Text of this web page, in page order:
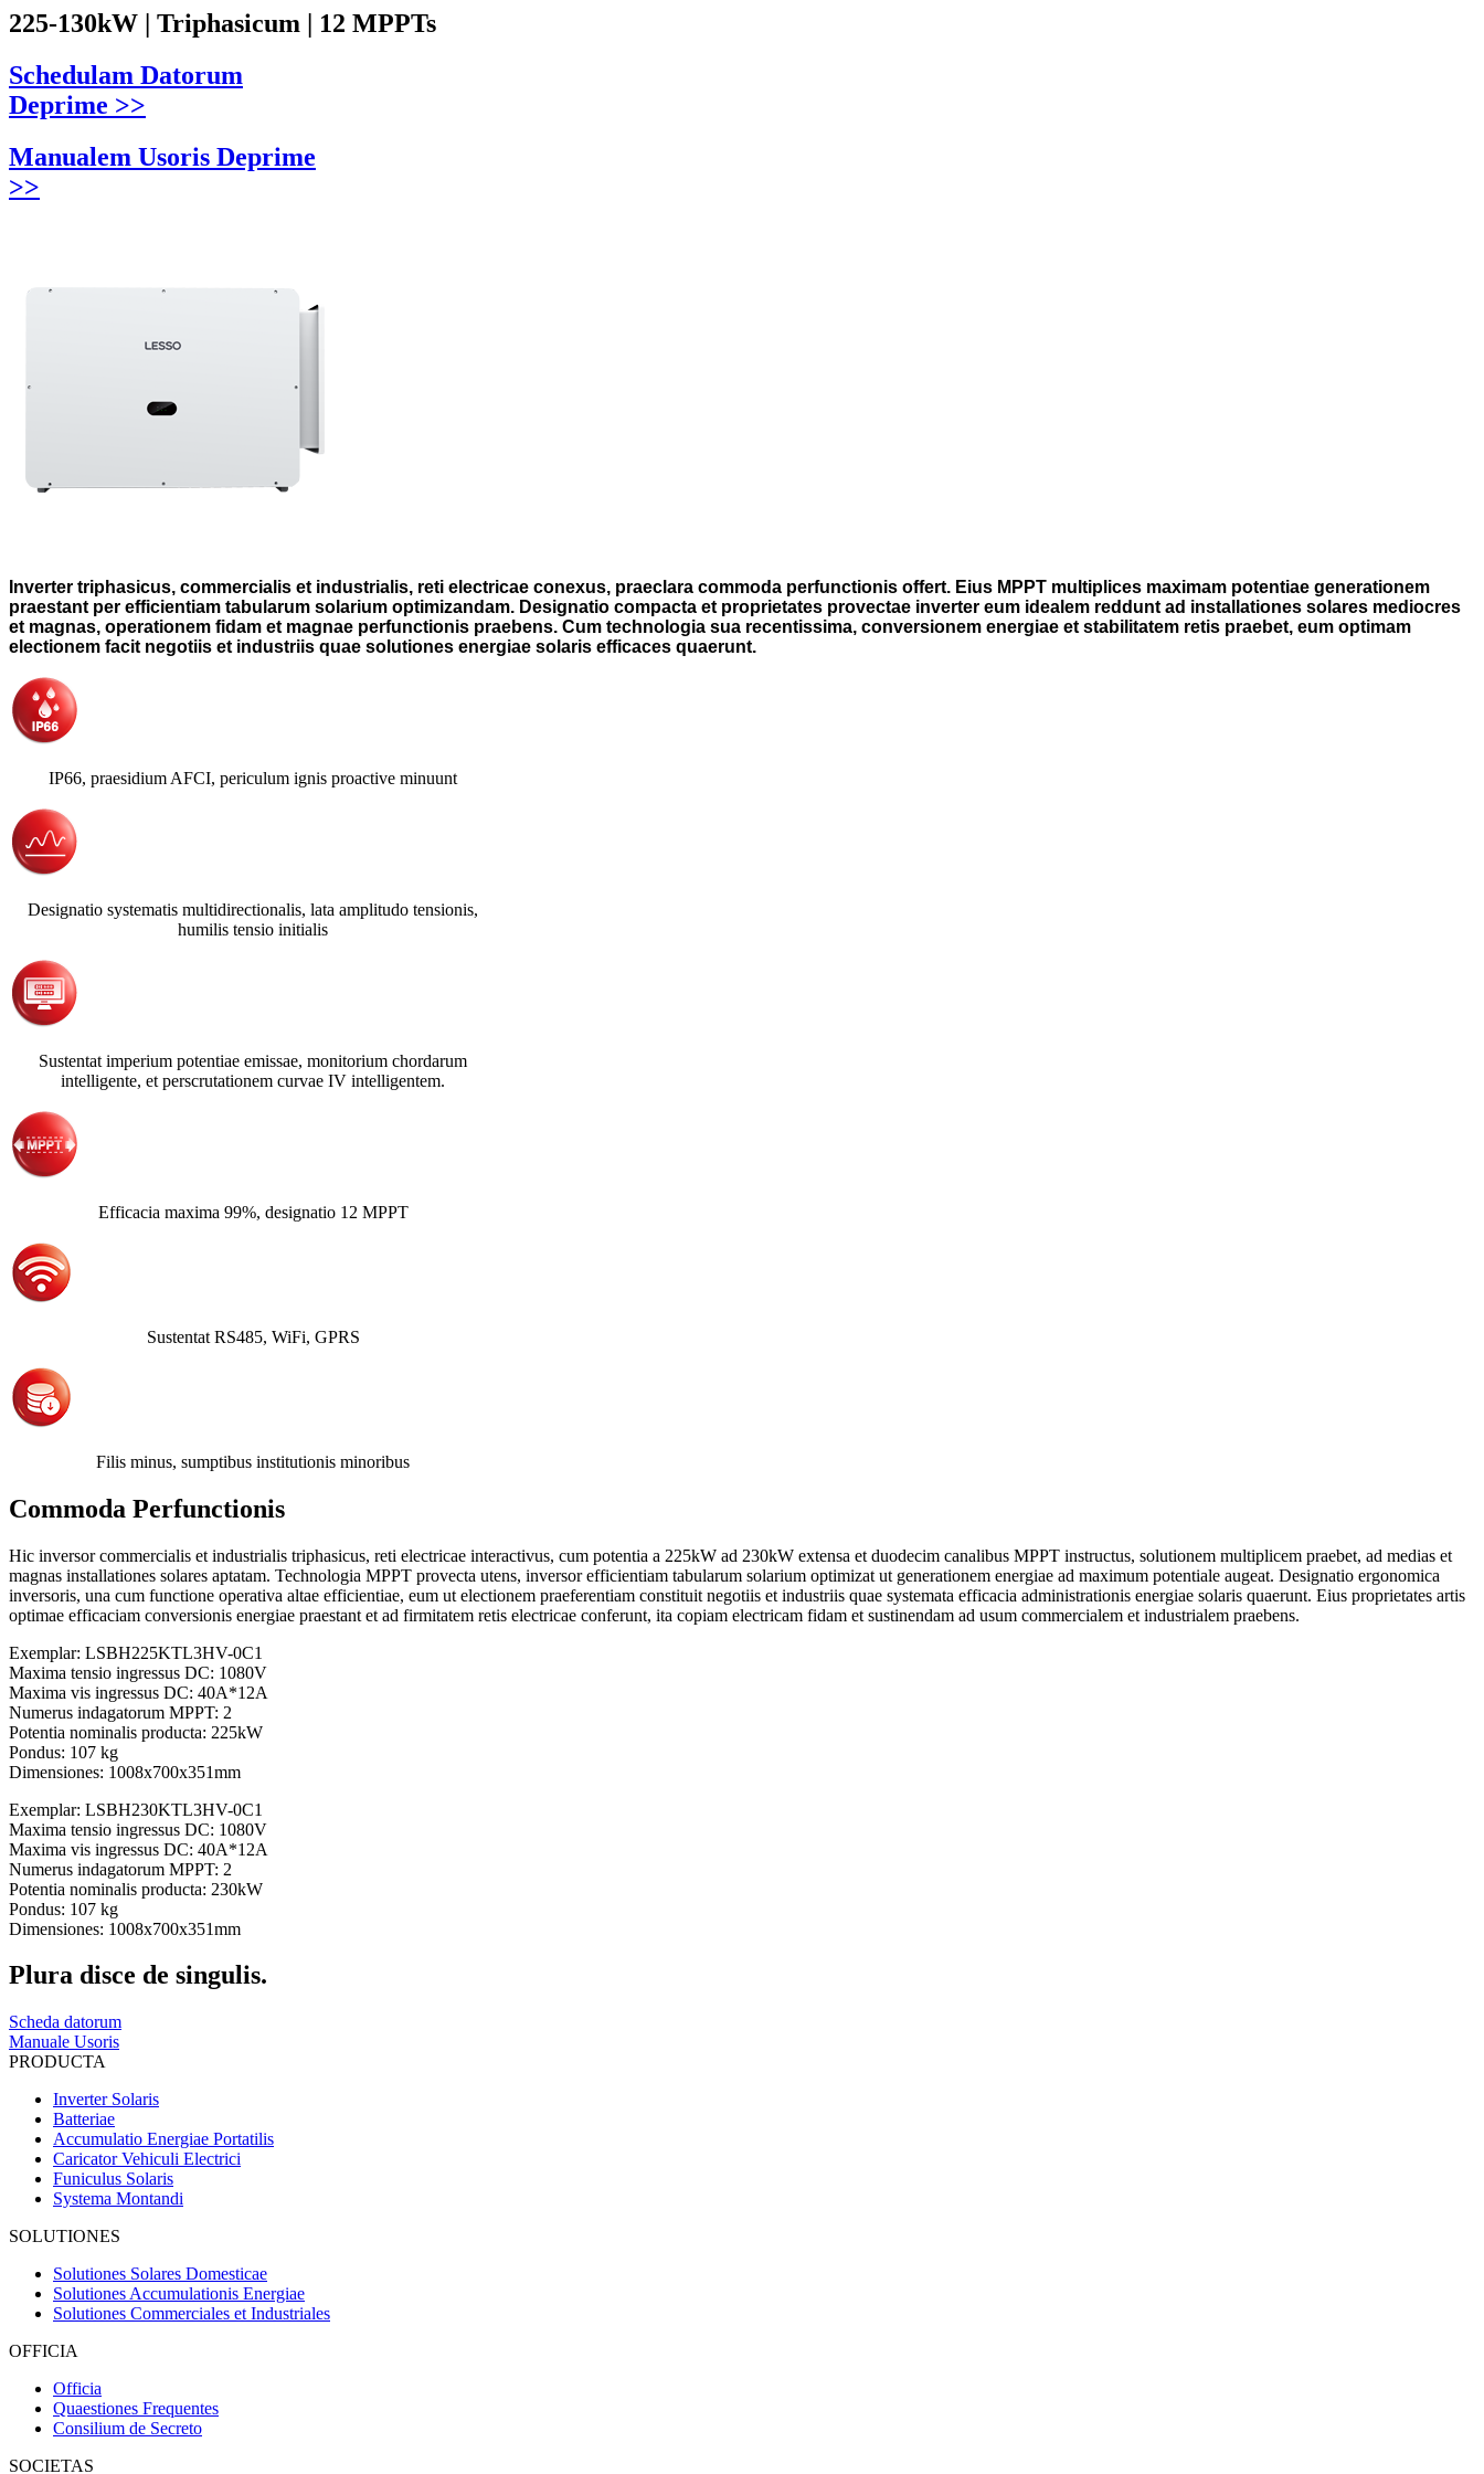
225-130kW | Triphasicum | 12 MPPTs
Schedulam Datorum
Deprime >>
Manualem Usoris Deprime
>>
Inverter triphasicus, commercialis et industrialis, reti electricae conexus, praeclara commoda perfunctionis offert. Eius MPPT multiplices maximam potentiae generationem
praestant per efficientiam tabularum solarium optimizandam. Designatio compacta et proprietates provectae inverter eum idealem reddunt ad installationes solares mediocres
et magnas, operationem fidam et magnae perfunctionis praebens. Cum technologia sua recentissima, conversionem energiae et stabilitatem retis praebet, eum optimam
electionem facit negotiis et industriis quae solutiones energiae solaris efficaces quaerunt.
IP66, praesidium AFCI, periculum ignis proactive minuunt
Designatio systematis multidirectionalis, lata amplitudo tensionis,
humilis tensio initialis
Sustentat imperium potentiae emissae, monitorium chordarum
intelligente, et perscrutationem curvae IV intelligentem.
Efficacia maxima 99%, designatio 12 MPPT
Sustentat RS485, WiFi, GPRS
Filis minus, sumptibus institutionis minoribus
Commoda Perfunctionis
Hic inversor commercialis et industrialis triphasicus, reti electricae interactivus, cum potentia a 225kW ad 230kW extensa et duodecim canalibus MPPT instructus, solutionem multiplicem praebet, ad medias et
magnas installationes solares aptatam. Technologia MPPT provecta utens, inversor efficientiam tabularum solarium optimizat ut generationem energiae ad maximum potentiale augeat. Designatio ergonomica
inversoris, una cum functione operativa altae efficientiae, eum ut electionem praeferentiam constituit negotiis et industriis quae systemata efficacia administrationis energiae solaris quaerunt. Eius proprietates artis
optimae efficaciam conversionis energiae praestant et ad firmitatem retis electricae conferunt, ita copiam electricam fidam et sustinendam ad usum commercialem et industrialem praebens.
Exemplar: LSBH225KTL3HV-0C1
Maxima tensio ingressus DC: 1080V
Maxima vis ingressus DC: 40A*12A
Numerus indagatorum MPPT: 2
Potentia nominalis producta: 225kW
Pondus: 107 kg
Dimensiones: 1008x700x351mm
Exemplar: LSBH230KTL3HV-0C1
Maxima tensio ingressus DC: 1080V
Maxima vis ingressus DC: 40A*12A
Numerus indagatorum MPPT: 2
Potentia nominalis producta: 230kW
Pondus: 107 kg
Dimensiones: 1008x700x351mm
Plura disce de singulis.
Scheda datorum
Manuale Usoris
PRODUCTA
Inverter Solaris
Batteriae
Accumulatio Energiae Portatilis
Caricator Vehiculi Electrici
Funiculus Solaris
Systema Montandi
SOLUTIONES
Solutiones Solares Domesticae
Solutiones Accumulationis Energiae
Solutiones Commerciales et Industriales
OFFICIA
Officia
Quaestiones Frequentes
Consilium de Secreto
SOCIETAS